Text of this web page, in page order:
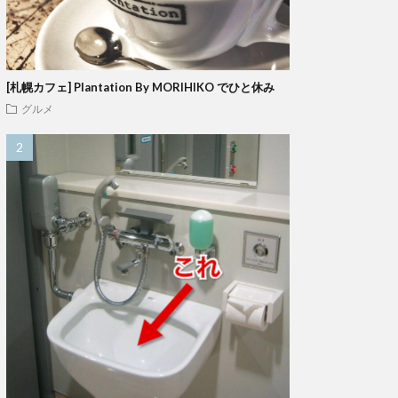
[札幌カフェ] Plantation By MORIHIKO でひと休み
グルメ